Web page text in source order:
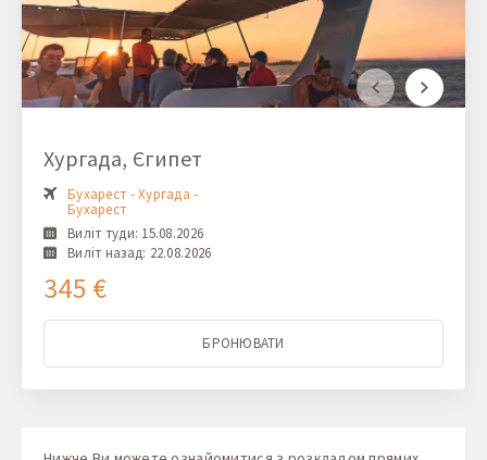
Хургада, Єгипет
Бухарест - Хургада -
Бухарест
Виліт туди: 15.08.2026
Виліт назад: 22.08.2026
345 €
БРОНЮВАТИ